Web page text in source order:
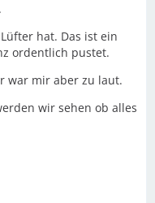
hat. Das ist ein
ordentlich pustet.
war mir aber zu laut.
wir sehen ob alles